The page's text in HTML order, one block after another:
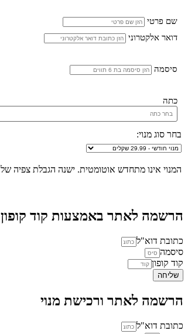
שם פרטי
דואר אלקטרוני
סיסמה
כתה
בחר סוג מנוי:
המנוי אינו מתחדש אוטומטית. ישנה הגבלת צפיה של 20 פתרונות ביום.האתר הינו "שומר שבת", לא ניתן להכנס לאתר ולצפות בפתרונות החל מכניסת שבת/חג ועד לצאת שבת/חג.
הרשמה לאתר באמצעות קוד קופון
כתובת דוא"ל
סיסמה
קוד קופון
שליחה
הרשמה לאתר ורכישת מנוי
כתובת דוא"ל